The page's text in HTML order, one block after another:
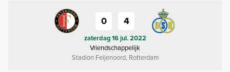
0 4
zaterdag 16 jul. 2022
Vriendschappelijk
Stadion Feijenoord, Rotterdam